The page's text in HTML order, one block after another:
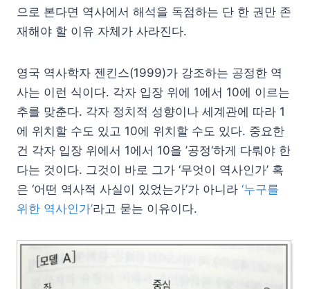
으로 본다면 역사에서 해석을 독점하는 단 한 권만 존
재해야 할 이유 자체가 사라진다.
영국 역사학자 젠킨스(1999)가 강조하는 공정한 역
사는 이런 식이다. 각자 입장 위에 1에서 10에 이르는
추를 맞춘다. 각자 정치적 성향이나 세계관에 따라 1
에 위치할 수도 있고 10에 위치할 수도 있다. 중요한
건 각자 입장 위에서 1에서 10을 ’공정‘하게 다뤄야 한
다는 것이다. 그것이 바로 그가 ‘무엇이 역사인가’ 혹
은 ‘어떤 역사적 사실이 있었는가’가 아니라 ‘누구를
위한 역사인가’라고 묻는 이유이다.